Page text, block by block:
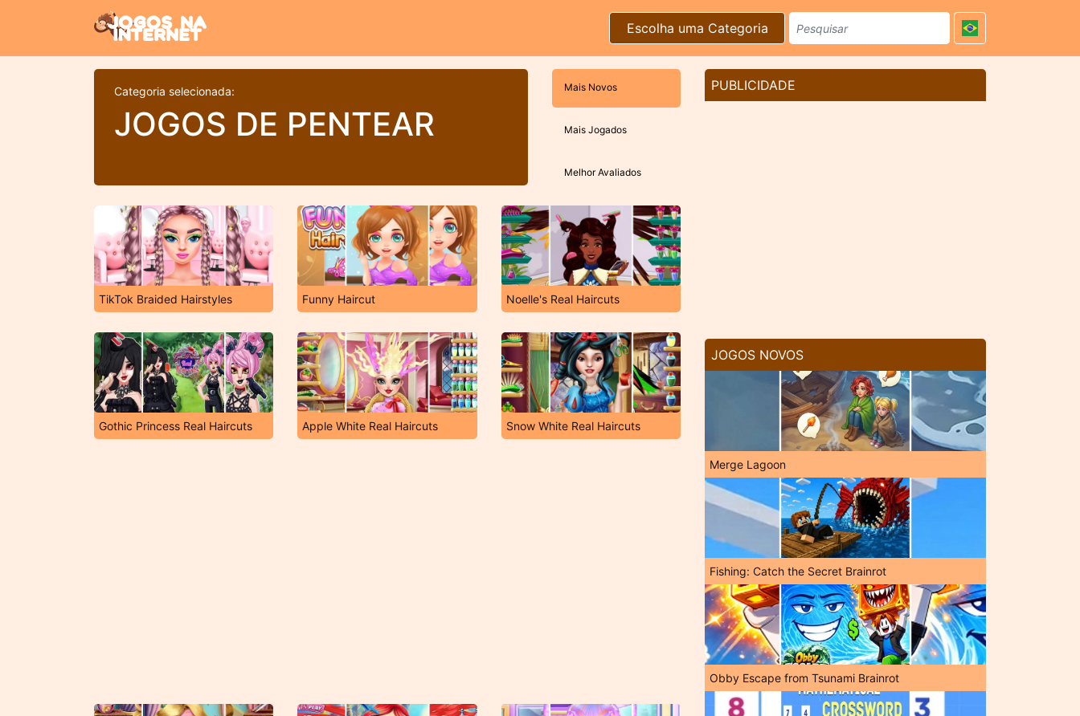
Escolha uma Categoria
Categoria selecionada:
JOGOS DE PENTEAR
Mais Novos
Mais Jogados
Melhor Avaliados
TikTok Braided Hairstyles Funny Haircut Noelle's Real Haircuts
Gothic Princess Real Haircuts Apple White Real Haircuts Snow White Real Haircuts
PUBLICIDADE
JOGOS NOVOS
Merge Lagoon
Fishing: Catch the Secret Brainrot
Obby Escape from Tsunami Brainrot